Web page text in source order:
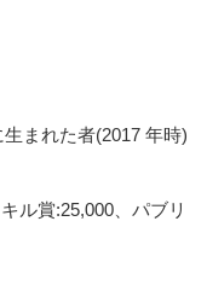
まれた者(2017 年時)
ル賞:25,000、パブリ